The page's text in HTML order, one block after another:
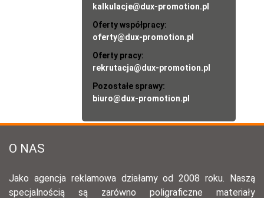
kalkulacje@dux-promotion.pl
Oferty współpracy:
oferty@dux-promotion.pl
Oferty pracy:
rekrutacja@dux-promotion.pl
Pozostałe sprawy:
biuro@dux-promotion.pl
O NAS
Jako agencja reklamowa działamy od 2008 roku. Naszą
specjalnością są zarówno poligraficzne materiały